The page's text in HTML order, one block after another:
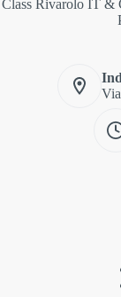
Class Rivarolo IT